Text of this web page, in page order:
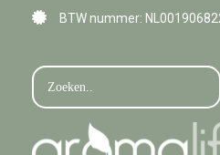
BTW nummer: